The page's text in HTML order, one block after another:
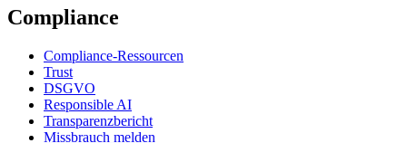
Compliance
Compliance-Ressourcen
Trust
DSGVO
Responsible AI
Transparenzbericht
Missbrauch melden